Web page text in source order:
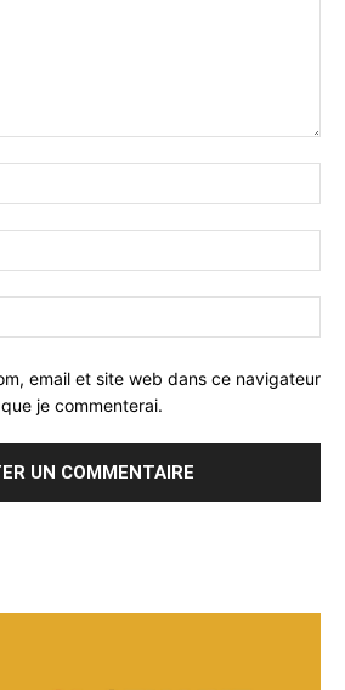
:*
:*
:
email et site web dans ce navigateur
je commenterai.